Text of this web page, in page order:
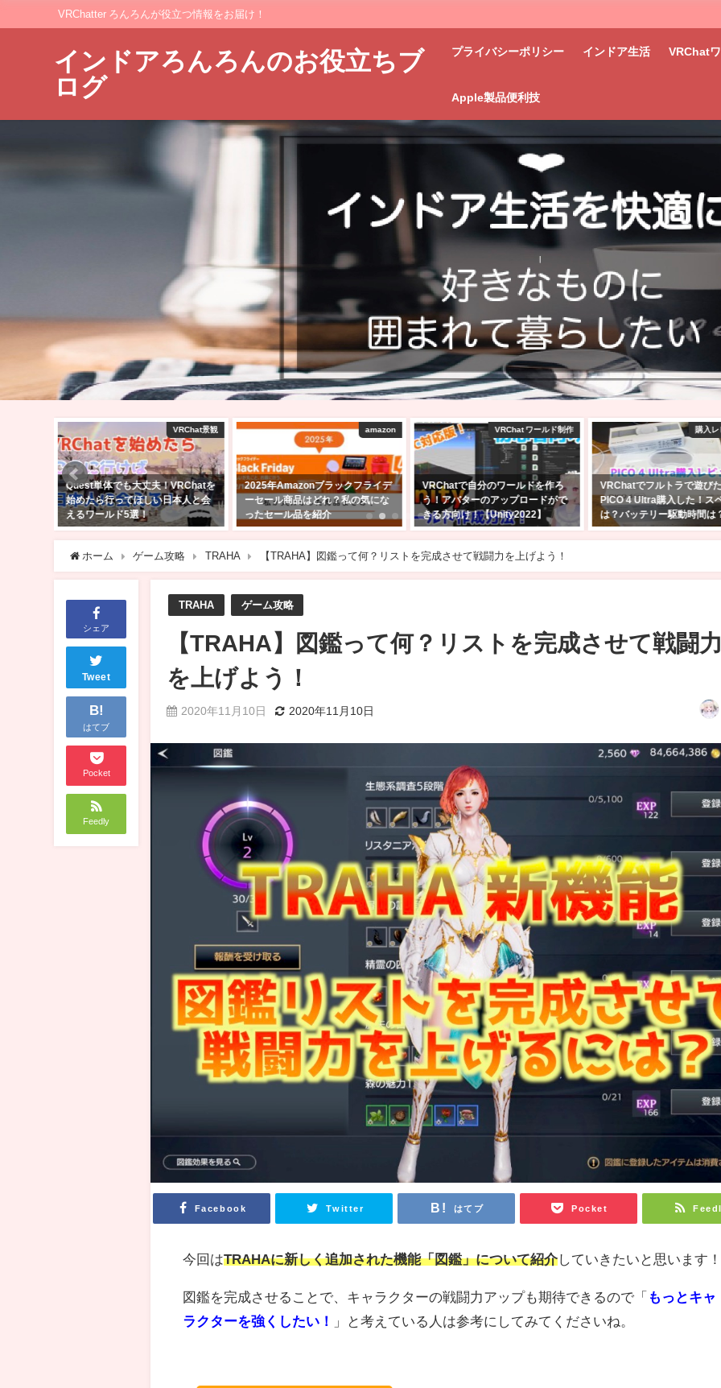
VRChatter ろんろんが役立つ情報をお届け！
インドアろんろんのお役立ちブ
ログ
プライバシーポリシー インドア生活 VRChat
Apple製品便利技
amazon
2025年Amazonブラックフライデ
ーセール商品はどれ？私の気にな
ったセール品を紹介
VRChat ワールド制作
VRChatで自分のワールドを作ろ
う！アバターのアップロードがで
きる方向け！【Unity2022】
購入レビュー！
VRChatでフルトラで遊びたくて
PICO 4 Ultra購入した！スペック
は？バッテリー駆動時間は？
【VRChat】Quest単機で
る！景色のきれいなワー
選！！
ホーム ゲーム攻略 TRAHA 【TRAHA】図鑑って何？リストを完成させて戦闘力を上げよう！
シェア
Tweet
B!
はてブ
Pocket
Feedly
TRAHA ゲーム攻略
【TRAHA】図鑑って何？リストを完成させて戦闘
を上げよう！
2020年11月10日 2020年11月10日
Facebook Twitter はてブ Pocket
今回はTRAHAに新しく追加された機能「図鑑」について紹介していきたいと思います
図鑑を完成させることで、キャラクターの戦闘力アップも期待できるので「 もっとキャ
ラクターを強くしたい！
」と考えている人は参考にしてみてくださいね。